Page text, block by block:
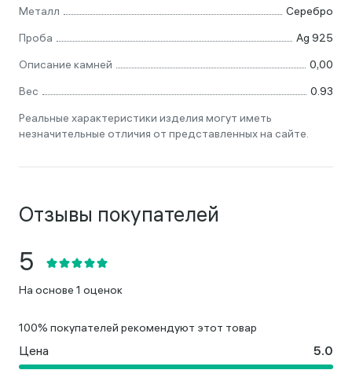
Металл
Серебро
Проба
Ag 925
Описание камней
0,00
Вес
0.93
Реальные характеристики изделия могут иметь
незначительные отличия от представленных на сайте.
Отзывы покупателей
На основе 1 оценок
100% покупателей рекомендуют этот товар
Цена